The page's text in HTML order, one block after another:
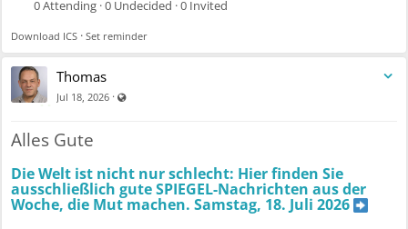
0 Attending · 0 Undecided · 0 Invited
Download ICS · Set reminder
Thomas
Jul 18, 2026 ·
Alles Gute
Die Welt ist nicht nur schlecht: Hier finden Sie
ausschließlich gute SPIEGEL-Nachrichten aus der
Woche, die Mut machen. Samstag, 18. Juli 2026